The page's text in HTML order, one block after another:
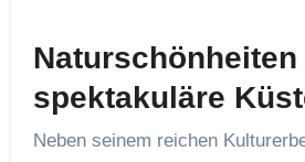
Naturschönheiten
spektakuläre
Neben seinem reichen